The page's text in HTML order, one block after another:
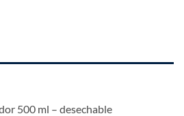
500 ml – desechable